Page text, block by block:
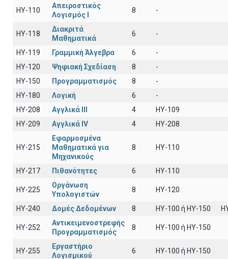
HY-110
Απειροστικός
Λογισμός Ι
8 -
HY-118
Διακριτά
Μαθηματικά
6 -
HY-119 Γραμμική Άλγεβρα 6
-
HY-120
Ψηφιακή Σχεδίαση 8
-
HY-150
Προγραμματισμός 8
-
HY-180
Λογική 6
-
HY-208
Αγγλικά III 4
HY-109
HY-209
Αγγλικά IV 4 HY-208
HY-215
Εφαρμοσμένα
Μαθηματικά για
Μηχανικούς
8 ΗΥ-110
HY-217 Πιθανότητες 6 ΗΥ-110
HY-225
Οργάνωση
Υπολογιστών
8 HY-120
HY-240 Δομές Δεδομένων 8 HY-100 ή HY-150
HY-252
Αντικειμενοστρεφής
Προγραμματισμός
8 ΗΥ-100 ή HY-150
HY-255
Εργαστήριο
Λογισμικού
6 ΗΥ-100 ή ΗΥ-150